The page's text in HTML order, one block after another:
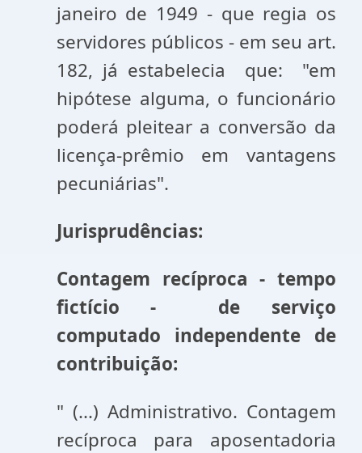
janeiro de 1949 - que regia os
servidores públicos - em seu art.
182, já estabelecia que: "em
hipótese alguma, o funcionário
poderá pleitear a conversão da
licença-prêmio em vantagens
pecuniárias".
Jurisprudências:
Contagem recíproca - tempo
fictício - de serviço
computado independente de
contribuição:
" (...) Administrativo. Contagem
recíproca para aposentadoria